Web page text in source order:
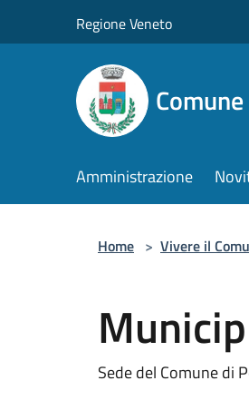
Regione Veneto
Amministrazione
Home > Vivere il
Sede del Comune di